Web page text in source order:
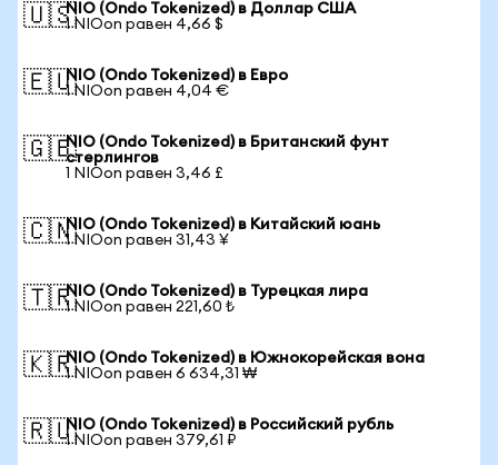
🇺🇸NIO (Ondo Tokenized) в Доллар США
1 NIOon равен 4,66 $
🇪🇺NIO (Ondo Tokenized) в Евро
1 NIOon равен 4,04 €
🇬🇧NIO (Ondo Tokenized) в Британский фунт
стерлингов
1 NIOon равен 3,46 £
🇨🇳NIO (Ondo Tokenized) в Китайский юань
1 NIOon равен 31,43 ¥
🇹🇷NIO (Ondo Tokenized) в Турецкая лира
1 NIOon равен 221,60 ₺
🇰🇷NIO (Ondo Tokenized) в Южнокорейская вона
1 NIOon равен 6 634,31 ₩
🇷🇺NIO (Ondo Tokenized) в Российский рубль
1 NIOon равен 379,61 ₽